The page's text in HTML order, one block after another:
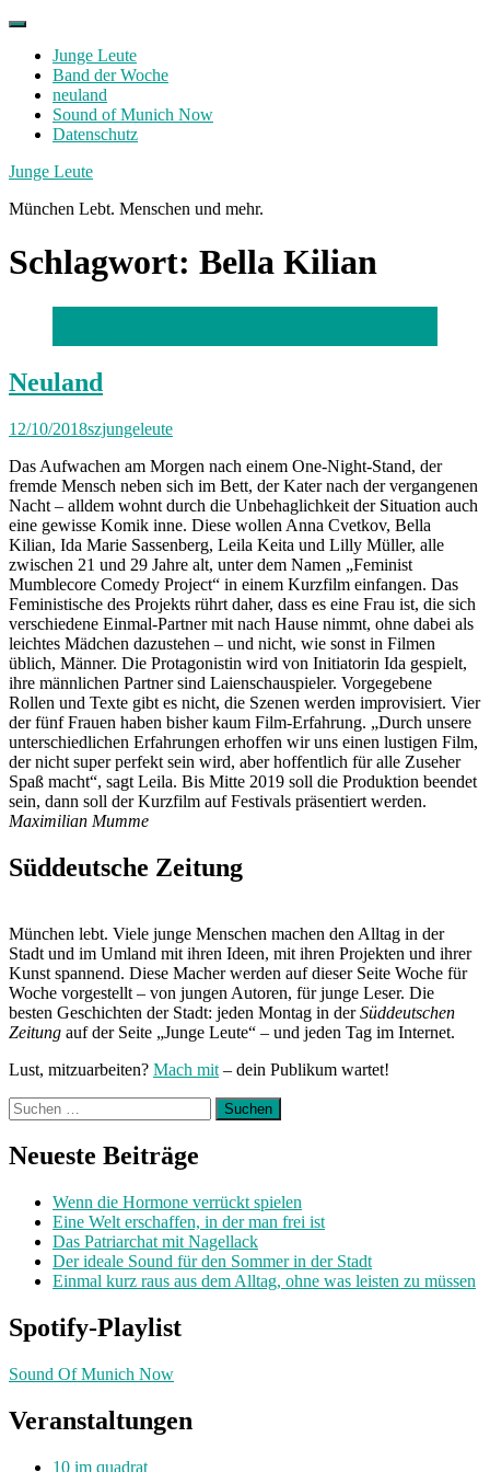
Skip
contentJunge Leute
Band der Woche
neuland
Sound of Munich Now
Datenschutz
Facebook
Twitter
Instagram
Junge Leute
München Lebt. Menschen und mehr.
Schlagwort: Bella Kilian
Neuland
12/10/2018szjungeleute
Das Aufwachen am Morgen nach einem One-Night-Stand, der
fremde Mensch neben sich im Bett, der Kater nach der vergangenen
Nacht – alldem wohnt durch die Unbehaglichkeit der Situation auch
eine gewisse Komik inne. Diese wollen Anna Cvetkov, Bella
Kilian, Ida Marie Sassenberg, Leila Keita und Lilly Müller, alle
zwischen 21 und 29 Jahre alt, unter dem Namen „Feminist
Mumblecore Comedy Project“ in einem Kurzfilm einfangen. Das
Feministische des Projekts rührt daher, dass es eine Frau ist, die sich
verschiedene Einmal-Partner mit nach Hause nimmt, ohne dabei als
leichtes Mädchen dazustehen – und nicht, wie sonst in Filmen
üblich, Männer. Die Protagonistin wird von Initiatorin Ida gespielt,
ihre männlichen Partner sind Laienschauspieler. Vorgegebene
Rollen und Texte gibt es nicht, die Szenen werden improvisiert. Vier
der fünf Frauen haben bisher kaum Film-Erfahrung. „Durch unsere
unterschiedlichen Erfahrungen erhoffen wir uns einen lustigen Film,
der nicht super perfekt sein wird, aber hoffentlich für alle Zuseher
Spaß macht“, sagt Leila. Bis Mitte 2019 soll die Produktion beendet
sein, dann soll der Kurzfilm auf Festivals präsentiert werden.
Maximilian Mumme
Süddeutsche Zeitung
München lebt. Viele junge Menschen machen den Alltag in der
Stadt und im Umland mit ihren Ideen, mit ihren Projekten und ihrer
Kunst spannend. Diese Macher werden auf dieser Seite Woche für
Woche vorgestellt – von jungen Autoren, für junge Leser. Die
besten Geschichten der Stadt: jeden Montag in derSüddeutschen
Zeitung auf der Seite „Junge Leute“ – und jeden Tag im Internet.
Lust, mitzuarbeiten? Mach mit – dein Publikum wartet!
Suchen
nach:
Neueste Beiträge
Wenn die Hormone verrückt spielen
Eine Welt erschaffen, in der man frei ist
Das Patriarchat mit Nagellack
Der ideale Sound für den Sommer in der Stadt
Einmal kurz raus aus dem Alltag, ohne was leisten zu müssen
Spotify-Playlist
Sound Of Munich Now
Veranstaltungen
10 im quadrat